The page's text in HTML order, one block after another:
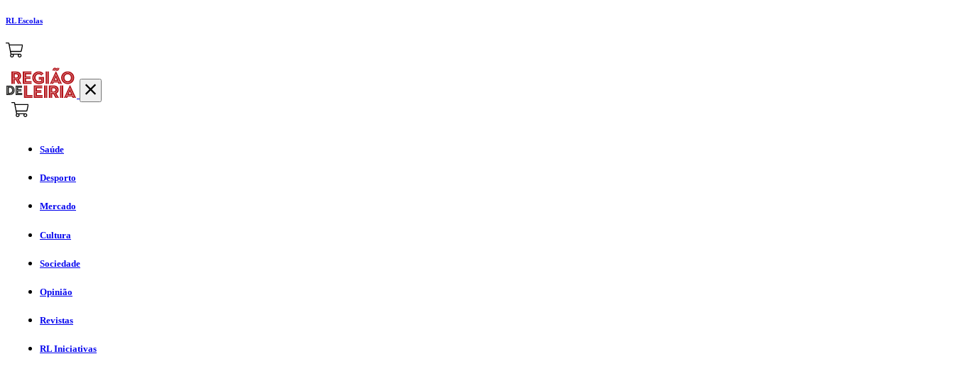
RL Escolas
Saúde
Desporto
Mercado
Cultura
Sociedade
Opinião
Revistas
RL Iniciativas